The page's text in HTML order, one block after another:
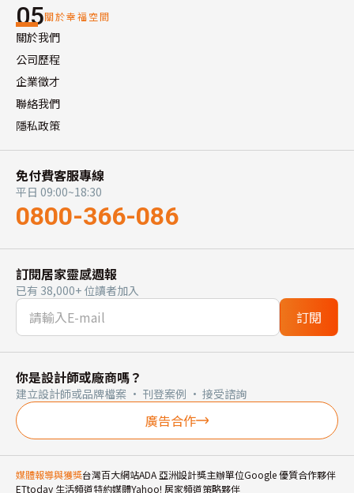
05關於幸福空間
關於我們
公司歷程
企業徵才
聯絡我們
隱私政策
免付費客服專線
平日 09:00~18:30
0800-366-086
訂閱居家靈感週報
已有 38,000+ 位讀者加入
訂閱
你是設計師或廠商嗎？
建立設計師或品牌檔案 · 刊登案例 · 接受諮詢
廣告合作
媒體報導與獲獎台灣百大網站ADA 亞洲設計獎主辦單位Google 優質合作夥伴
ETtoday 生活頻道特約媒體Yahoo! 居家頻道策略夥伴